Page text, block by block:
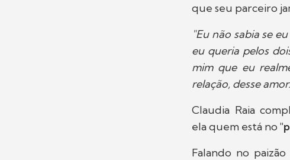
que seu parceiro
"Eu não sabia se
eu queria pelos
mim que eu
relação, desse
Claudia Raia
ela quem está no
Falando no